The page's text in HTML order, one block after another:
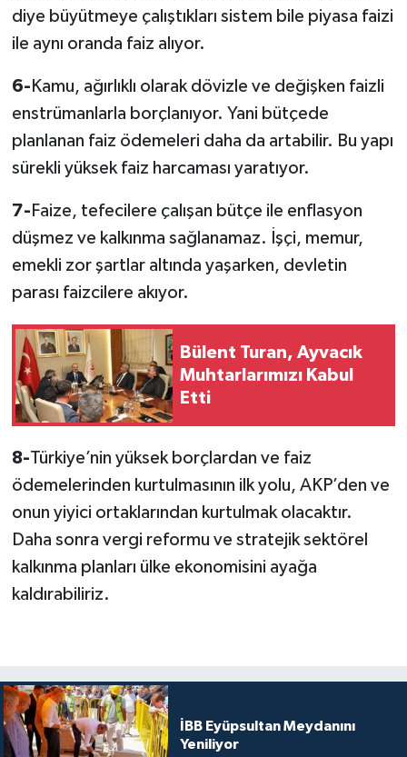
diye büyütmeye çalıştıkları sistem bile piyasa faizi
ile aynı oranda faiz alıyor.
6- Kamu, ağırlıklı olarak dövizle ve değişken faizli
enstrümanlarla borçlanıyor. Yani bütçede
planlanan faiz ödemeleri daha da artabilir. Bu yapı
sürekli yüksek faiz harcaması yaratıyor.
7- Faize, tefecilere çalışan bütçe ile enflasyon
düşmez ve kalkınma sağlanamaz. İşçi, memur,
emekli zor şartlar altında yaşarken, devletin
parası faizcilere akıyor.
Bülent Turan, Ayvacık
Muhtarlarımızı Kabul
Etti
8-Türkiye’nin yüksek borçlardan ve faiz
ödemelerinden kurtulmasının ilk yolu, AKP’den ve
onun yiyici ortaklarından kurtulmak olacaktır.
Daha sonra vergi reformu ve stratejik sektörel
kalkınma planları ülke ekonomisini ayağa
kaldırabiliriz.
İBB Eyüpsultan Meydanını
Yeniliyor